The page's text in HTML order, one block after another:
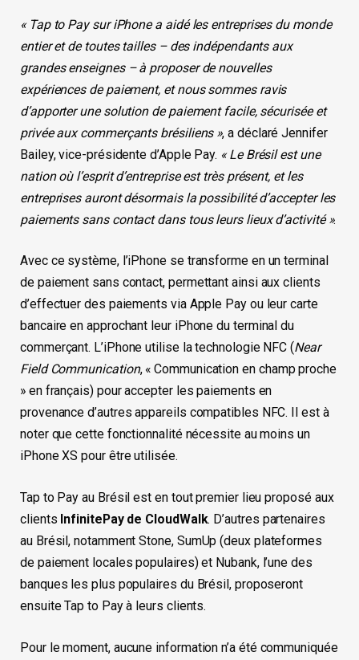
« Tap to Pay sur iPhone a aidé les entreprises du monde
entier et de toutes tailles – des indépendants aux
grandes enseignes – à proposer de nouvelles
expériences de paiement, et nous sommes ravis
d’apporter une solution de paiement facile, sécurisée et
privée aux commerçants brésiliens », a déclaré Jennifer
Bailey, vice-présidente d’Apple Pay. « Le Brésil est une
nation où l’esprit d’entreprise est très présent, et les
entreprises auront désormais la possibilité d’accepter les
paiements sans contact dans tous leurs lieux d’activité ».
Avec ce système, l’iPhone se transforme en un terminal
de paiement sans contact, permettant ainsi aux clients
d’effectuer des paiements via Apple Pay ou leur carte
bancaire en approchant leur iPhone du terminal du
commerçant. L’iPhone utilise la technologie NFC (Near
Field Communication, « Communication en champ proche
» en français) pour accepter les paiements en
provenance d’autres appareils compatibles NFC. Il est à
noter que cette fonctionnalité nécessite au moins un
iPhone XS pour être utilisée.
Tap to Pay au Brésil est en tout premier lieu proposé aux
clients InfinitePay de CloudWalk. D’autres partenaires
au Brésil, notamment Stone, SumUp (deux plateformes
de paiement locales populaires) et Nubank, l’une des
banques les plus populaires du Brésil, proposeront
ensuite Tap to Pay à leurs clients.
Pour le moment, aucune information n’a été communiquée